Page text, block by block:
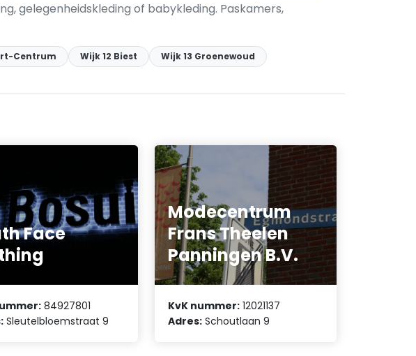
gelegenheidskleding of babykleding. Paskamers,
Centrum Wijk 12 Biest
Wijk 13 Groenewoud
Face
84927801
Sleutelbloemstraat 9
Modecentrum
Frans Theelen
Panningen B.V.
KvK nummer: 12021137
Adres: Schoutlaan 9